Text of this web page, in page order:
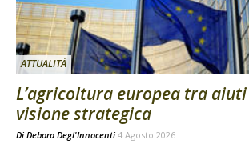
ATTUALITÀ
L’agricoltura europea tra
visione strategica
Di Debora Degl'Innocenti 4 Agosto 2026